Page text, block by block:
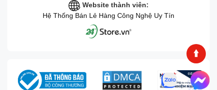
có thể gây ra các vấn đề như khởi động lại bất
thường hoặc tắt máy bất ngờ khi dung lượng pin
Hiệu suất của Xiaomi
Redmi 9T giảm đi đáng kể, như lag, đơ hoặc khó
khăn trong việc chạy các ứng dụng và tác vụ cũng
có thể do pin không còn hoạt động tốt.
Website thành viên:
Hệ Thống Bán Lẻ Hàng Công Nghệ Uy Tín